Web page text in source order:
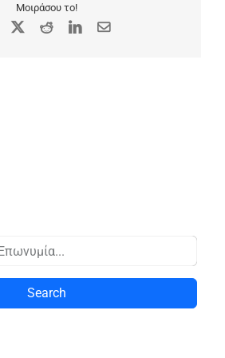
Μοιράσου το!
Facebook RedditLinkedIn
Email
Search